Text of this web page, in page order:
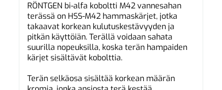
RÖNTGEN bi-alfa koboltti M42 vannesahan
terässä on HSS-M42 hammaskärjet, jotka
takaavat korkean kulutuskestävyyden ja
pitkän käyttöiän. Terällä voidaan sahata
suurilla nopeuksilla, koska terän hampaiden
kärjet sisältävät kobolttia.
Terän selkäosa sisältää korkean määrän